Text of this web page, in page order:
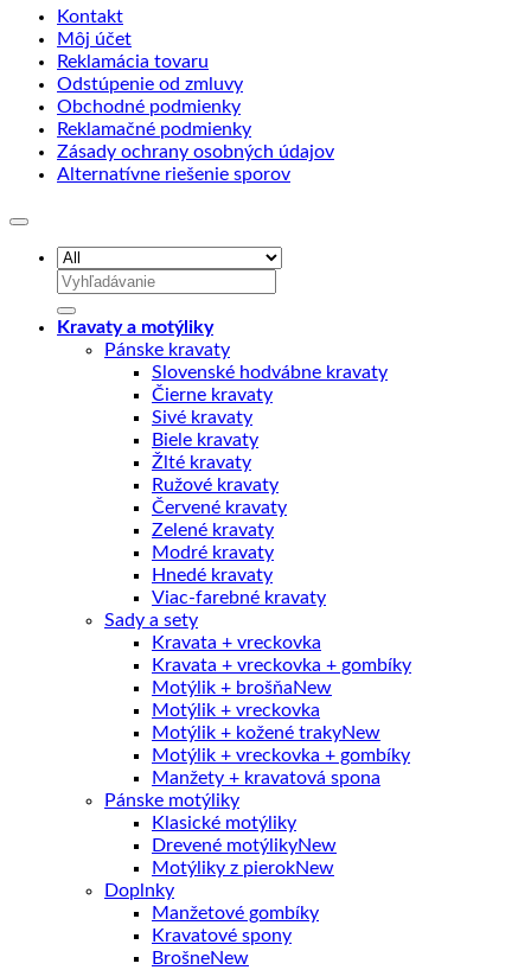
Kontakt
Môj účet
Reklamácia tovaru
Odstúpenie od zmluvy
Obchodné podmienky
Reklamačné podmienky
Zásady ochrany osobných údajov
Alternatívne riešenie sporov
Hľadať:
Kravaty a motýliky
Pánske kravaty
Slovenské hodvábne kravaty
Čierne kravaty
Sivé kravaty
Biele kravaty
Žlté kravaty
Ružové kravaty
Červené kravaty
Zelené kravaty
Modré kravaty
Hnedé kravaty
Viac-farebné kravaty
Sady a sety
Kravata + vreckovka
Kravata + vreckovka + gombíky
Motýlik + brošňa
Motýlik + vreckovka
Motýlik + kožené traky
Motýlik + vreckovka + gombíky
Manžety + kravatová spona
Pánske motýliky
Klasické motýliky
Drevené motýliky
Motýliky z pierok
Doplnky
Manžetové gombíky
Kravatové spony
Brošne